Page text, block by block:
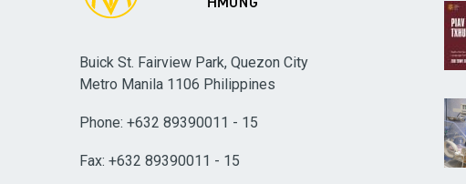
Buick St. Fairview Park, Quezon City
Metro Manila 1106 Philippines
Phone: +632 89390011 - 15
Fax: +632 89390011 - 15